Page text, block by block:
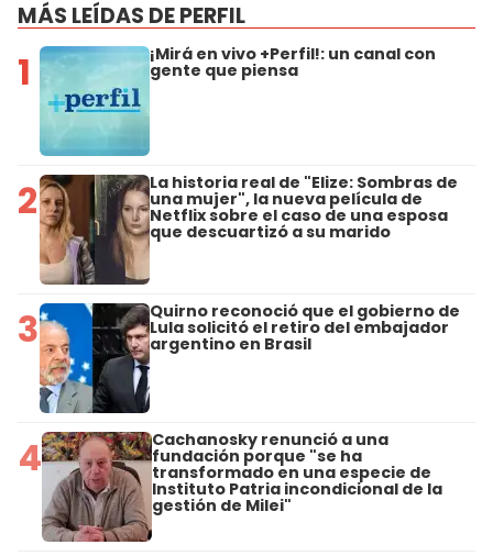
MÁS LEÍDAS DE PERFIL
1 ¡Mirá en vivo +Perfil!: un canal con
gente que piensa
2 La historia real de "Elize: Sombras de
una mujer", la nueva película de
Netflix sobre el caso de una esposa
que descuartizó a su marido
3 Quirno reconoció que el gobierno de
Lula solicitó el retiro del embajador
argentino en Brasil
4 Cachanosky renunció a una
fundación porque "se ha
transformado en una especie de
Instituto Patria incondicional de la
gestión de Milei"